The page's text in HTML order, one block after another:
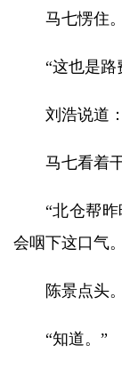
马七愣住。
“这也是路
刘浩说道
马七看着
“北仓帮
会咽下这口气
陈景点头。
“知道。”